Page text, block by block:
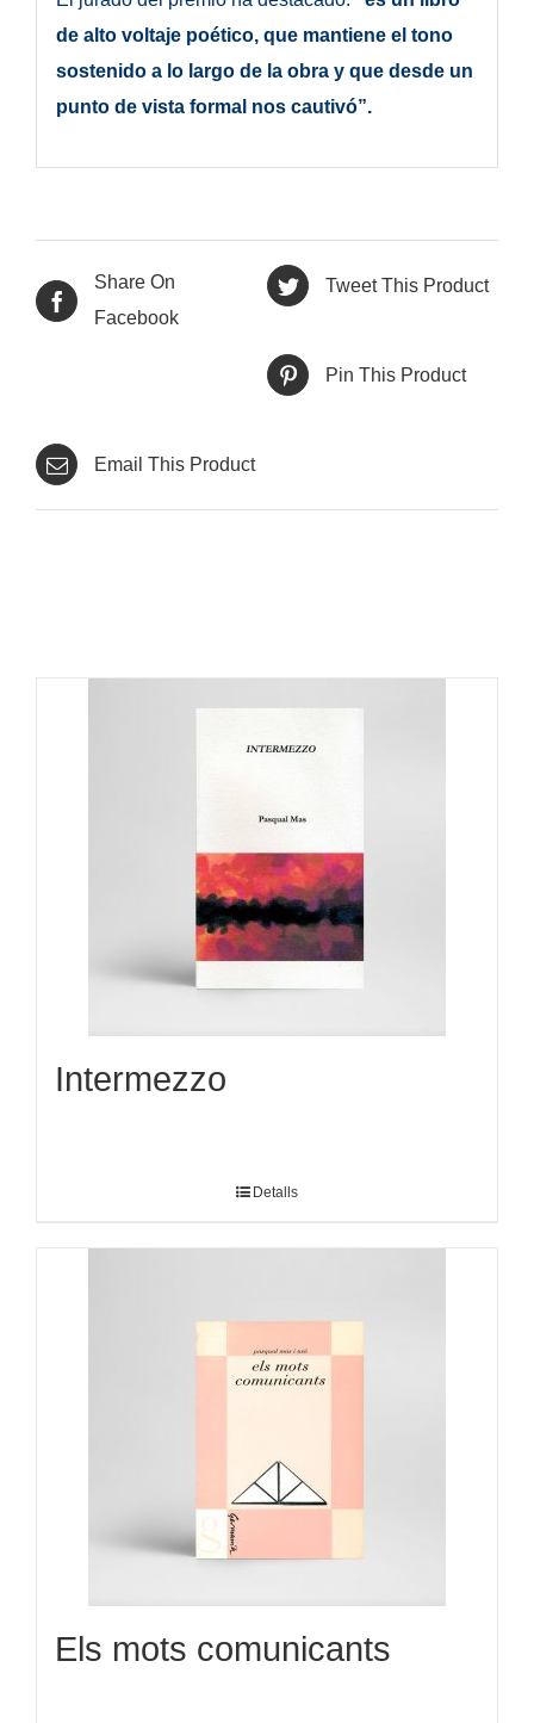
de alto voltaje poético, que mantiene el tono
sostenido a lo largo de la obra y que desde un
punto de vista formal nos cautivó”.
Share On
Facebook
Tweet This Product
Pin This Product
Email This Product
Intermezzo
Detalls
Els mots comunicants